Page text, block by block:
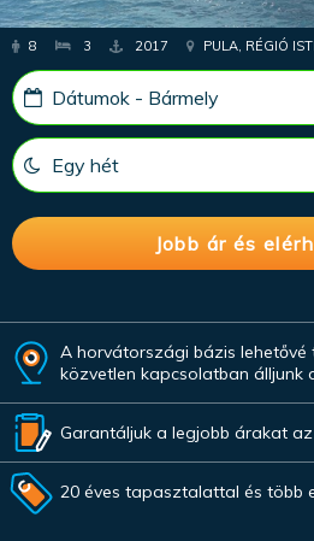
8 3 2017 PULA, RÉGIÓ
A horvátországi bázis lehetővé
közvetlen kapcsolatban álljunk
Garantáljuk a legjobb árakat
20 éves tapasztalattal és több